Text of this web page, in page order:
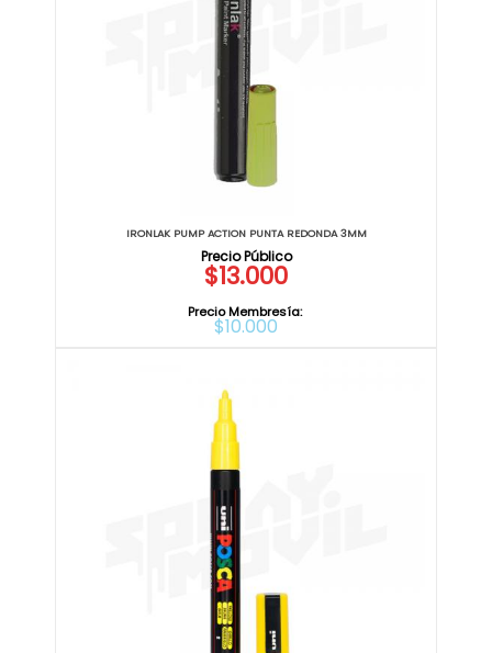
IRONLAK PUMP ACTION PUNTA REDONDA 3MM
$13.000
Precio Membresía:
$10.000